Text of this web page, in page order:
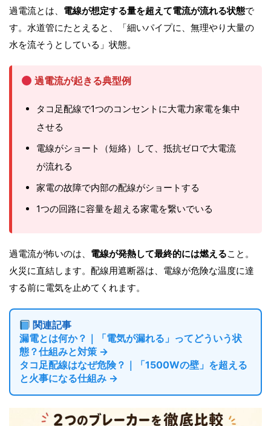
過電流とは、 電線が想定する量を超えて電流が流れる状態で
す。水道管にたとえると、「細いパイプに、無理やり大量の
水を流そうとしている」状態。
過電流が起きる典型例
タコ足配線で1つのコンセントに大電力家電を集中
させる
電線がショート（短絡）して、抵抗ゼロで大電流
が流れる
家電の故障で内部の配線がショートする
1つの回路に容量を超える家電を繋いでいる
過電流が怖いのは、 電線が発熱して最終的には燃えること。
火災に直結します。配線用遮断器は、電線が危険な温度に達
する前に電気を止めてくれます。
関連記事
漏電とは何か？｜「電気が漏れる」ってどういう状
態？仕組みと対策 →
タコ足配線はなぜ危険？｜「1500Wの壁」を超える
と火事になる仕組み →